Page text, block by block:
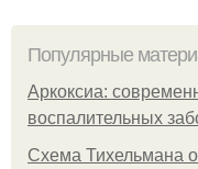
Популярные
Аркоксиа:
воспалительных
Схема Тихельмана